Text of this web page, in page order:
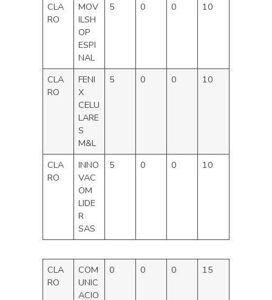
CLA
RO
MOV
ILSH
OP
ESPI
NAL
5 0 0 10
CLA
RO
FENI
X
CELU
LARE
S
M&L
5 0 0 10
CLA
RO
INNO
VAC
OM
LIDE
R
SAS
5 0 0 10
CLA
RO
COM
UNIC
ACIO
0 0 0 15